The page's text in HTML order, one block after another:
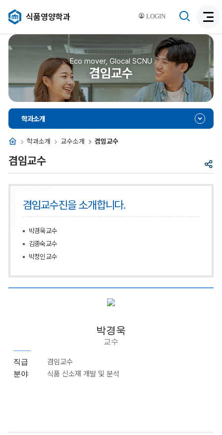
LOGIN
식품영양학과
색
활
성
색
Eco mover, Glocal SCNU
겸임교수
홈 학과소개 교수소개 겸임교수
학과소개
공
겸임교수
겸임교수진을 소개합니다.
박경욱 교수
김종숙 교수
박정인 교수
박경욱
교수
직급 겸임교수
분야 식품 신소재 개발 및 분석